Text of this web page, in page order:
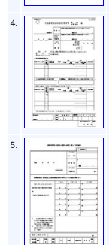
4.
5.